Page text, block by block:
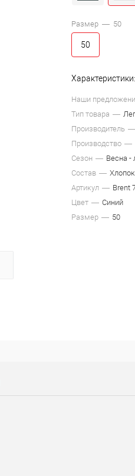
Размер — 50
50
Характеристики:
Наши
Тип товара
Производитель
Производство
Сезон
Весна -
Состав
Артикул
Brent
Цвет
Синий
Размер
50